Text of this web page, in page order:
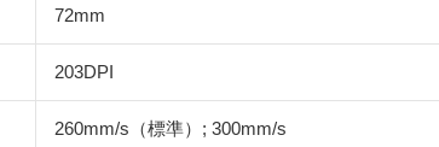
72mm
203DPI
260mm/s（標準）; 300mm/s